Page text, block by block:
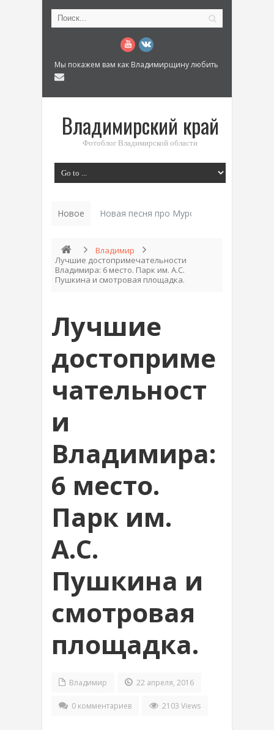
Мы покажем вам как Владимирщину любить
Владимирский край
Фотоблог Владимирской области
Новое Новая песня про Муром: «Былинный
Владимир
Лучшие достопримечательности
Владимира: 6 место. Парк им. А.С.
Пушкина и смотровая площадка.
Лучшие
достоприме
чательност
и
Владимира:
6 место.
Парк им.
А.С.
Пушкина и
смотровая
площадка.
Владимир 22 апреля, 2016
0 комментариев 2103 Views